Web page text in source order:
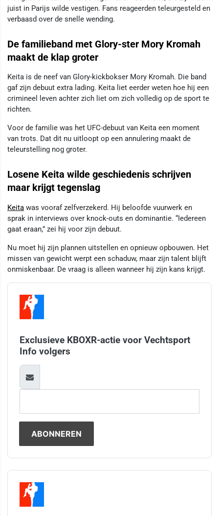
juist in Parijs wilde vestigen. Fans reageerden teleurgesteld en
verbaasd over de snelle wending.
De familieband met Glory-ster Mory Kromah
maakt de klap groter
Keita is de neef van Glory-kickbokser Mory Kromah. Die band
gaf zijn debuut extra lading. Keita liet eerder weten hoe hij een
crimineel leven achter zich liet om zich volledig op de sport te
richten.
Voor de familie was het UFC-debuut van Keita een moment
van trots. Dat dit nu uitloopt op een annulering maakt de
teleurstelling nog groter.
Losene Keita wilde geschiedenis schrijven
maar krijgt tegenslag
Keita was vooraf zelfverzekerd. Hij beloofde vuurwerk en
sprak in interviews over knock-outs en dominantie. “Iedereen
gaat eraan,” zei hij voor zijn debuut.
Nu moet hij zijn plannen uitstellen en opnieuw opbouwen. Het
missen van gewicht werpt een schaduw, maar zijn talent blijft
onmiskenbaar. De vraag is alleen wanneer hij zijn kans krijgt.
Exclusieve KBOXR-actie voor Vechtsport
Info volgers